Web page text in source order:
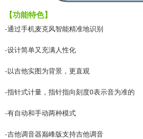
【功能特色】
-通过手机麦克风智能精准地识别
-设计简单又充满人性化
-以吉他实图为背景，更直观
-指针式计量，指针指向刻度0表示音为准的
-有自动和手动两种模式
-吉他调音器巅峰版支持吉他调音